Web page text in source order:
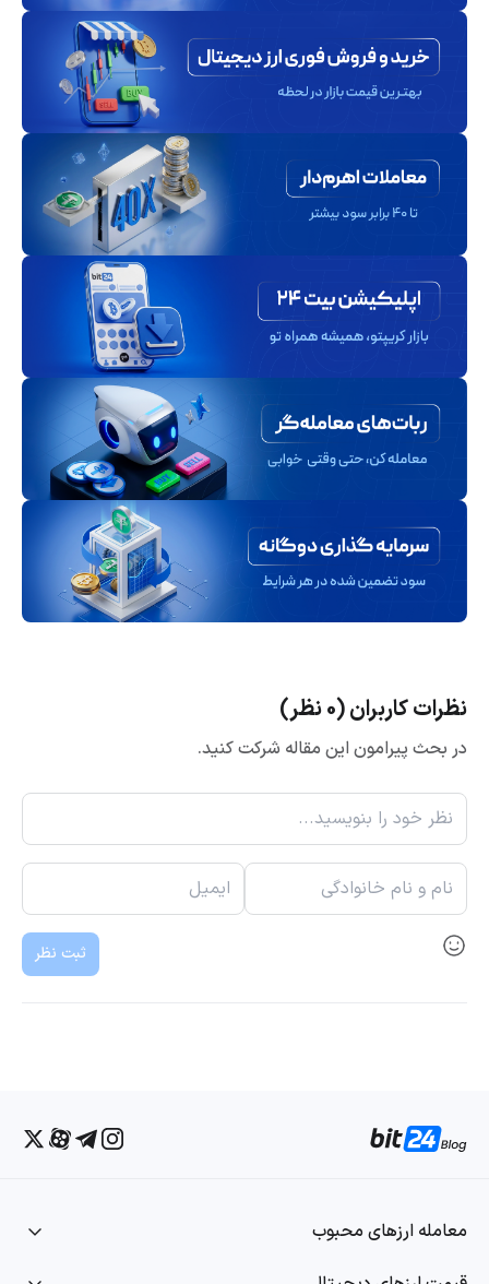
نظرات کاربران (0 نظر)
در بحث پیرامون این مقاله شرکت کنید.
ثبت نظر
معامله ارزهای محبوب